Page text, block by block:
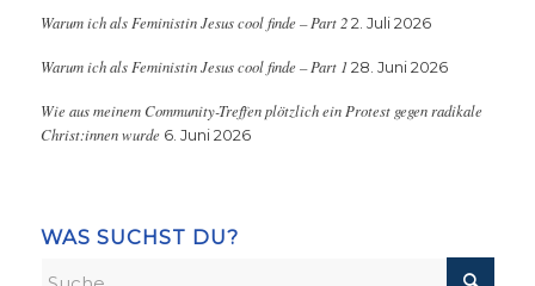
Warum ich als Feministin Jesus cool finde – Part 2 2. Juli 2026
Warum ich als Feministin Jesus cool finde – Part 1 28. Juni 2026
Wie aus meinem Community-Treffen plötzlich ein Protest gegen radikale
Christ:innen wurde 6. Juni 2026
WAS SUCHST DU?